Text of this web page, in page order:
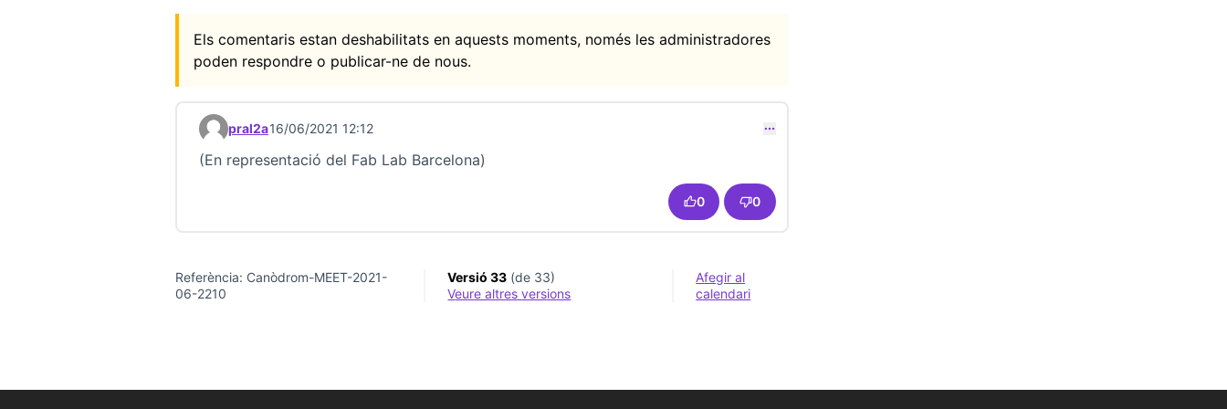
Els comentaris estan deshabilitats en aquests moments, només les administradores
poden respondre o publicar-ne de nous.
Comentari 22712 (respon al comentari 22711)
pral2a16/06/2021 12:12
(En representació del Fab Lab Barcelona)
0 0
Referència: Canòdrom-MEET-2021-
06-2210
Versió 33 (de 33)
veure altres versions
Afegir al
calendari